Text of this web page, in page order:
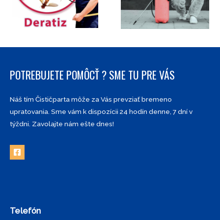
POTREBUJETE POMÔCŤ ? SME TU PRE VÁS
Náš tím Čističparta môže za Vás prevziať bremeno
upratovania. Sme vám k dispozícii 24 hodín denne, 7 dní v
týždni. Zavolajte nám ešte dnes!
Telefón